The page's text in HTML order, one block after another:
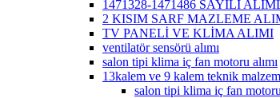
1471328-1471486 SAYILI
2 KISIM SARF MAZLEME
TV PANELİ VE KLİMA ALIMI
ventilatör sensörü alımı
salon tipi klima iç fan motoru alımı
13kalem ve 9 kalem teknik
salon tipi klima iç fan motoru